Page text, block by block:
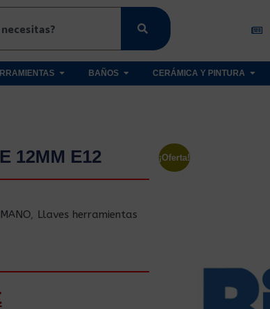
BAÑOS CERÁMICA Y PINTURA
12MM E12
, Llaves herramientas
¡Oferta!